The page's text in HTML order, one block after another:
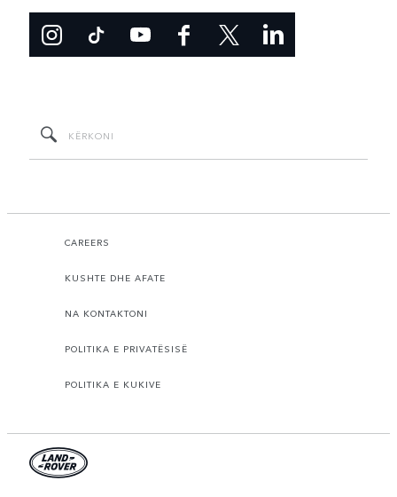
CAREERS
KUSHTE DHE AFATE
NA KONTAKTONI
POLITIKA E PRIVATËSISË
POLITIKA E KUKIVE